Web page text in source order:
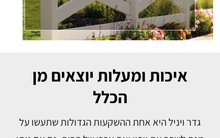
איכות ומעלות יוצאים מן
הכלל
גדר ויניל היא אחת ההשקעות הגדולות שתעשו על